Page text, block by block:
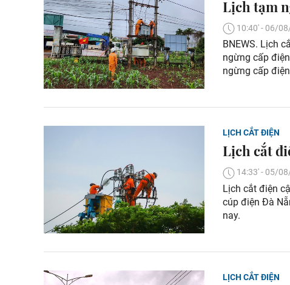
Lịch tạm
10:40' - 06/
BNEWS. Lịch
ngừng cấp
ngừng cấp
LỊCH CẮT ĐIỆN
Lịch cắt
14:33' - 05/
Lịch cắt điện
cúp điện Đà
nay.
LỊCH CẮT ĐIỆN